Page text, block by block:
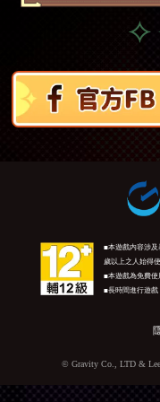
■本遊戲内容涉及
歲以上之人始得
■本遊戲為免費
■長時間進行遊
© Gravity Co., LTD &